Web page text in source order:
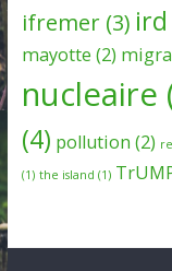
ifremer(3) ird
mayotte (2)
nucleaire
(4) pollution (2)
(1) the island (1)